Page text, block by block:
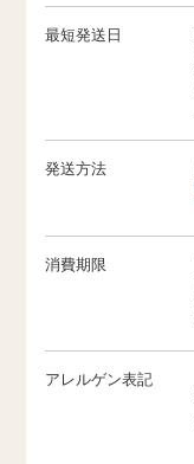
最短発送日
発送方法
消費期限
アレルゲン表記